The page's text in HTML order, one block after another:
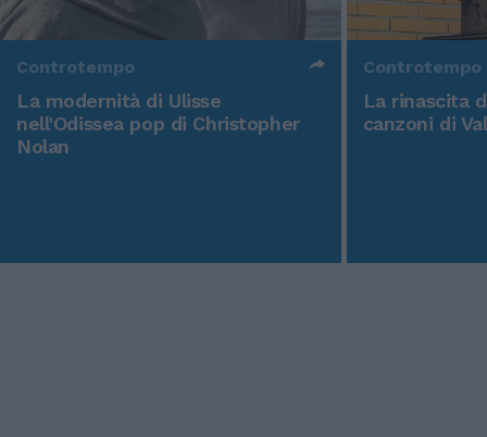
Controtempo
La modernità di Ulisse
nell'Odissea pop di Christopher
Nolan
Controtempo
La rinascita
canzoni di